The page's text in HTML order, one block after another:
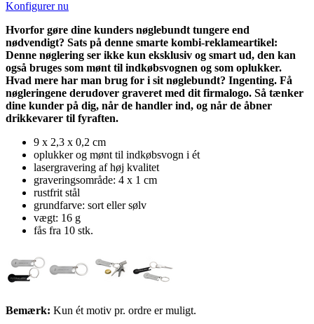
Konfigurer nu
Hvorfor gøre dine kunders nøglebundt tungere end
nødvendigt? Sats på denne smarte kombi-reklameartikel:
Denne nøglering ser ikke kun eksklusiv og smart ud, den kan
også bruges som mønt til indkøbsvognen og som oplukker.
Hvad mere har man brug for i sit nøglebundt? Ingenting. Få
nøgleringene derudover graveret med dit firmalogo. Så tænker
dine kunder på dig, når de handler ind, og når de åbner
drikkevarer til fyraften.
9 x 2,3 x 0,2 cm
oplukker og mønt til indkøbsvogn i ét
lasergravering af høj kvalitet
graveringsområde: 4 x 1 cm
rustfrit stål
grundfarve: sort eller sølv
vægt: 16 g
fås fra 10 stk.
Bemærk: Kun ét motiv pr. ordre er muligt.